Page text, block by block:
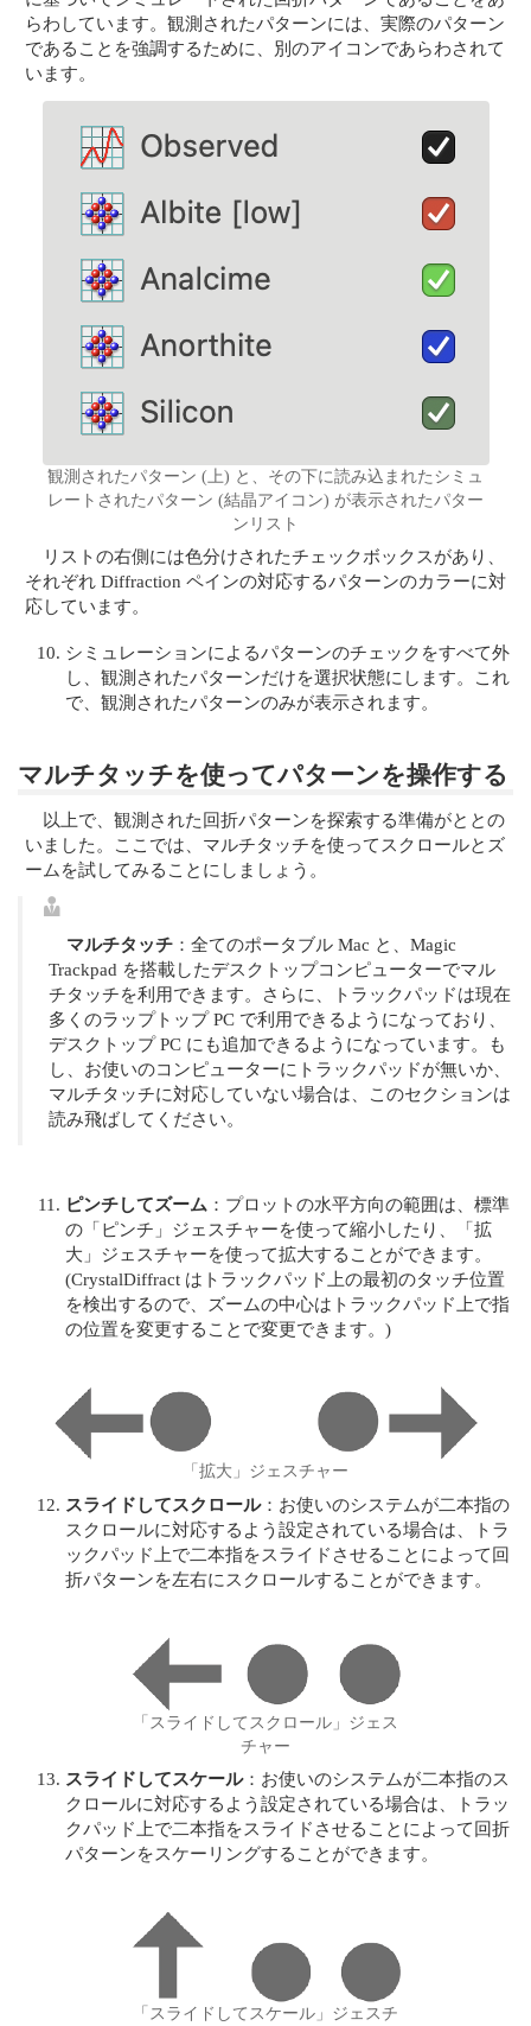
らわしています。観測されたパターンには、実際のパターン
であることを強調するために、別のアイコンであらわされて
います。
観測されたパターン (上) と、その下に読み込まれたシミュ
レートされたパターン (結晶アイコン) が表示されたパター
ンリスト
リストの右側には色分けされたチェックボックスがあり、
それぞれ Diffraction ペインの対応するパターンのカラーに対
応しています。
シミュレーションによるパターンのチェックをすべて外
し、観測されたパターンだけを選択状態にします。これ
で、観測されたパターンのみが表示されます。
マルチタッチを使ってパターンを操作する
以上で、観測された回折パターンを探索する準備がととの
いました。ここでは、マルチタッチを使ってスクロールとズ
ームを試してみることにしましょう。
マルチタッチ ：全てのポータブル Mac と、Magic
Trackpad を搭載したデスクトップコンピューターでマル
チタッチを利用できます。さらに、トラックパッドは現在
多くのラップトップ PC で利用できるようになっており、
デスクトップ PC にも追加できるようになっています。も
し、お使いのコンピューターにトラックパッドが無いか、
マルチタッチに対応していない場合は、このセクションは
読み飛ばしてください。
ピンチしてズーム ：プロットの水平方向の範囲は、標準
の「ピンチ」ジェスチャーを使って縮小したり、「拡
大」ジェスチャーを使って拡大することができます。
(CrystalDiffract はトラックパッド上の最初のタッチ位置
を検出するので、ズームの中心はトラックパッド上で指
の位置を変更することで変更できます。)
「拡大」ジェスチャー
スライドしてスクロール：お使いのシステムが二本指の
スクロールに対応するよう設定されている場合は、トラ
ックパッド上で二本指をスライドさせることによって回
折パターンを左右にスクロールすることができます。
「スライドしてスクロール」ジェス
チャー
スライドしてスケール：お使いのシステムが二本指のス
クロールに対応するよう設定されている場合は、トラッ
クパッド上で二本指をスライドさせることによって回折
パターンをスケーリングすることができます。
「スライドしてスケール」ジェスチ